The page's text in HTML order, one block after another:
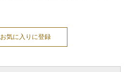
お気に入りに登録